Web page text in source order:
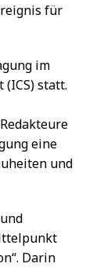
für
im
statt.
eine
und
Darin